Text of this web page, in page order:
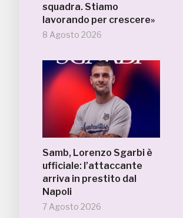
squadra. Stiamo
lavorando per crescere»
8 Agosto 2026
Samb, Lorenzo Sgarbi è
ufficiale: l’attaccante
arriva in prestito dal
Napoli
7 Agosto 2026